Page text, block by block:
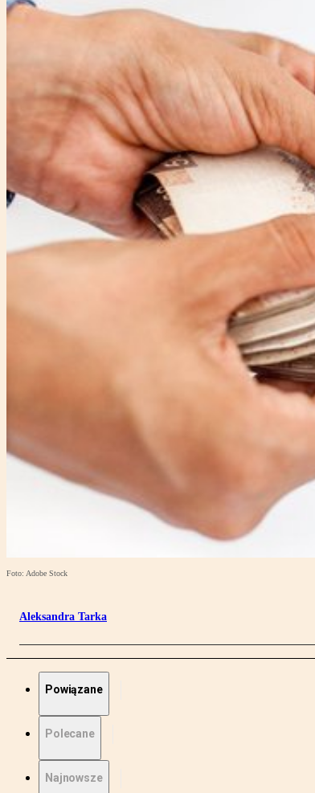
Foto: Adobe Stock
Aleksandra Tarka
Powiązane
Polecane
Najnowsze